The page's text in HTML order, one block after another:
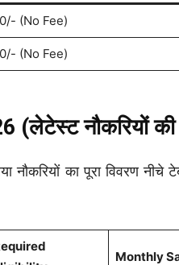
(No Fee)
(No Fee)
नौकरियों
का पूरा विवरण नीचे
Monthly